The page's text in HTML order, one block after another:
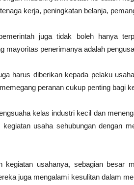
kerja, peningkatan belanja,
juga tidak boleh hanya
mayoritas penerimanya adalah
harus diberikan kepada pelaku
peranan cukup penting bagi
kelas industri kecil dan
kegiatan usaha sehubungan dengan
kegiatan usahanya, sebagian besar
juga mengalami kesulitan dalam